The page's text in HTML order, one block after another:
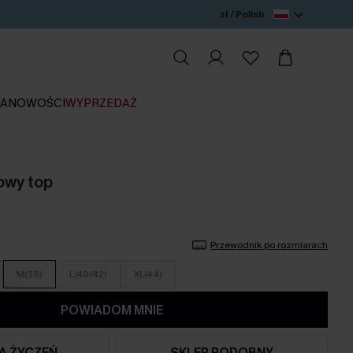
zł / Polish
NOWOŚCIWYPRZEDAŻ
top
Przewodnik po rozmiarach
M(38) L(40/42) XL(44)
POWIADOM MNIE